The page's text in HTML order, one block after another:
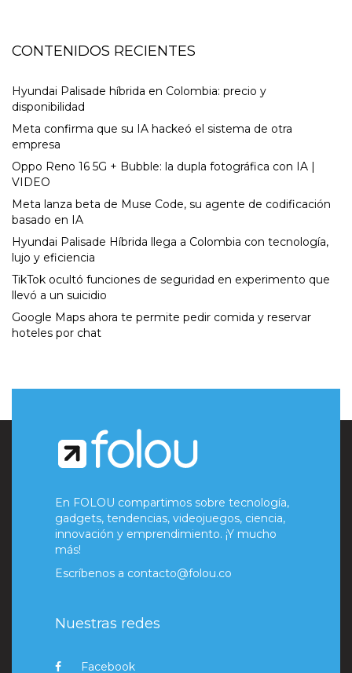
CONTENIDOS RECIENTES
Hyundai Palisade híbrida en Colombia: precio y
disponibilidad
Meta confirma que su IA hackeó el sistema de otra
empresa
Oppo Reno 16 5G + Bubble: la dupla fotográfica con IA |
VIDEO
Meta lanza beta de Muse Code, su agente de codificación
basado en IA
Hyundai Palisade Híbrida llega a Colombia con tecnología,
lujo y eficiencia
TikTok ocultó funciones de seguridad en experimento que
llevó a un suicidio
Google Maps ahora te permite pedir comida y reservar
hoteles por chat
En FOLOU compartimos sobre tecnología,
gadgets, tendencias, videojuegos, ciencia,
innovación y emprendimiento. ¡Y mucho
más!
Escríbenos a contacto@folou.co
Nuestras redes
Facebook